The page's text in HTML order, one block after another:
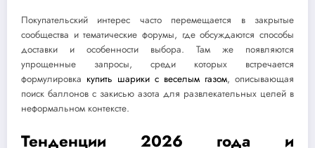
Покупательский интерес часто перемещается в закрытые
сообщества и тематические форумы, где обсуждаются способы
доставки и особенности выбора. Там же появляются
упрощенные запросы, среди которых встречается
формулировка купить шарики с веселым газом, описывающая
поиск баллонов с закисью азота для развлекательных целей в
неформальном контексте.
Тенденции 2026 года и